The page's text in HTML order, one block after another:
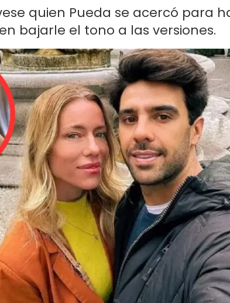
quien Pueda se acercó para
bajarle el tono a las versiones.